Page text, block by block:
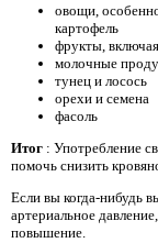
овощи,
картофель
фрукты,
молочные
тунец и лосось
орехи и семена
фасоль
Итог : Употребление
помочь снизить
Если вы когда-нибудь
артериальное
повышение.